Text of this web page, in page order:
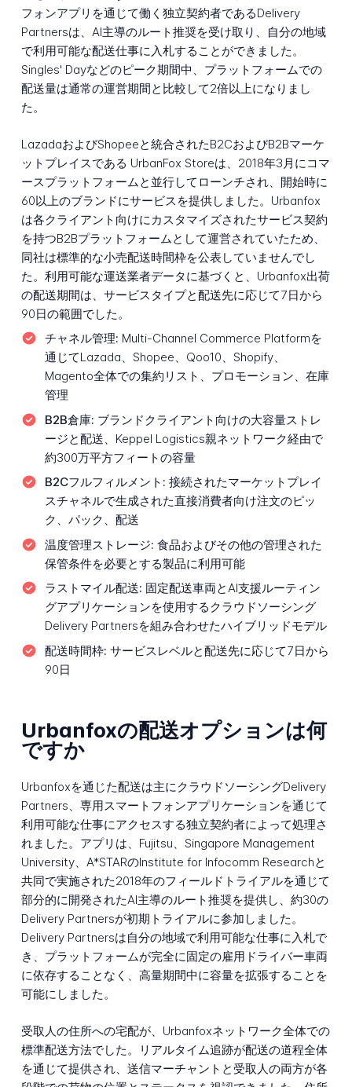
フォンアプリを通じて働く独立契約者であるDelivery
Partnersは、AI主導のルート推奨を受け取り、自分の地域
で利用可能な配送仕事に入札することができました。
Singles' Dayなどのピーク期間中、プラットフォームでの
配送量は通常の運営期間と比較して2倍以上になりまし
た。
LazadaおよびShopeeと統合されたB2CおよびB2Bマーケ
ットプレイスである UrbanFox Storeは、2018年3月にコマ
ースプラットフォームと並行してローンチされ、開始時に
60以上のブランドにサービスを提供しました。Urbanfox
は各クライアント向けにカスタマイズされたサービス契約
を持つB2Bプラットフォームとして運営されていたため、
同社は標準的な小売配送時間枠を公表していませんでし
た。利用可能な運送業者データに基づくと、Urbanfox出荷
の配送期間は、サービスタイプと配送先に応じて7日から
90日の範囲でした。
チャネル管理: Multi-Channel Commerce Platformを
通じてLazada、Shopee、Qoo10、Shopify、
Magento全体での集約リスト、プロモーション、在庫
管理
B2B倉庫: ブランドクライアント向けの大容量ストレ
ージと配送、Keppel Logistics親ネットワーク経由で
約300万平方フィートの容量
B2Cフルフィルメント: 接続されたマーケットプレイ
スチャネルで生成された直接消費者向け注文のピッ
ク、パック、配送
温度管理ストレージ: 食品およびその他の管理された
保管条件を必要とする製品に利用可能
ラストマイル配送: 固定配送車両とAI支援ルーティン
グアプリケーションを使用するクラウドソーシング
Delivery Partnersを組み合わせたハイブリッドモデル
配送時間枠: サービスレベルと配送先に応じて7日から
90日
Urbanfoxの配送オプションは何
ですか
Urbanfoxを通じた配送は主にクラウドソーシングDelivery
Partners、専用スマートフォンアプリケーションを通じて
利用可能な仕事にアクセスする独立契約者によって処理さ
れました。アプリは、Fujitsu、Singapore Management
University、A*STARのInstitute for Infocomm Researchと
共同で実施された2018年のフィールドトライアルを通じて
部分的に開発されたAI主導のルート推奨を提供し、約30の
Delivery Partnersが初期トライアルに参加しました。
Delivery Partnersは自分の地域で利用可能な仕事に入札で
き、プラットフォームが完全に固定の雇用ドライバー車両
に依存することなく、高量期間中に容量を拡張することを
可能にしました。
受取人の住所への宅配が、Urbanfoxネットワーク全体での
標準配送方法でした。リアルタイム追跡が配送の道程全体
を通じて提供され、送信マーチャントと受取人の両方が各